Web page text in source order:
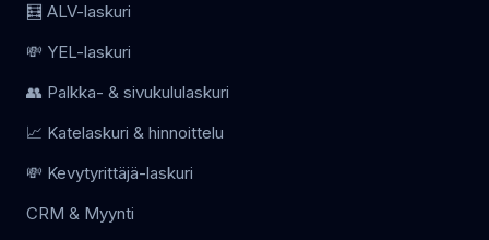
🧮 ALV-laskuri
💸 YEL-laskuri
👥 Palkka- & sivukululaskuri
📈 Katelaskuri & hinnoittelu
💸 Kevytyrittäjä-laskuri
CRM & Myynti